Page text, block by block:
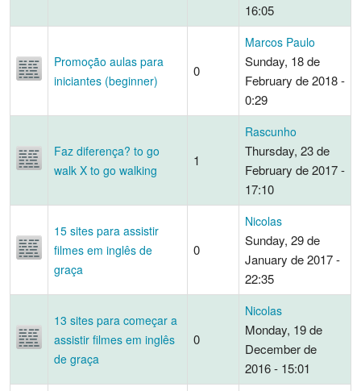
16:05
Promoção aulas para
iniciantes (beginner)
0
Marcos Paulo
Sunday, 18 de
February de 2018 -
0:29
Faz diferença? to go
walk X to go walking
1
Rascunho
Thursday, 23 de
February de 2017 -
17:10
15 sites para assistir
filmes em inglês de
graça
0
Nicolas
Sunday, 29 de
January de 2017 -
22:35
13 sites para começar a
assistir filmes em inglês
de graça
0
Nicolas
Monday, 19 de
December de
2016 - 15:01